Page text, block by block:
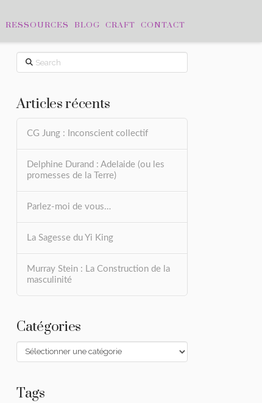
RESSOURCES BLOG CRAFT CONTACT
Search
Articles récents
CG Jung : Inconscient collectif
Delphine Durand : Adelaide (ou les
promesses de la Terre)
Parlez-moi de vous…
La Sagesse du Yi King
Murray Stein : La Construction de la
masculinité
Catégories
Catégories
Tags